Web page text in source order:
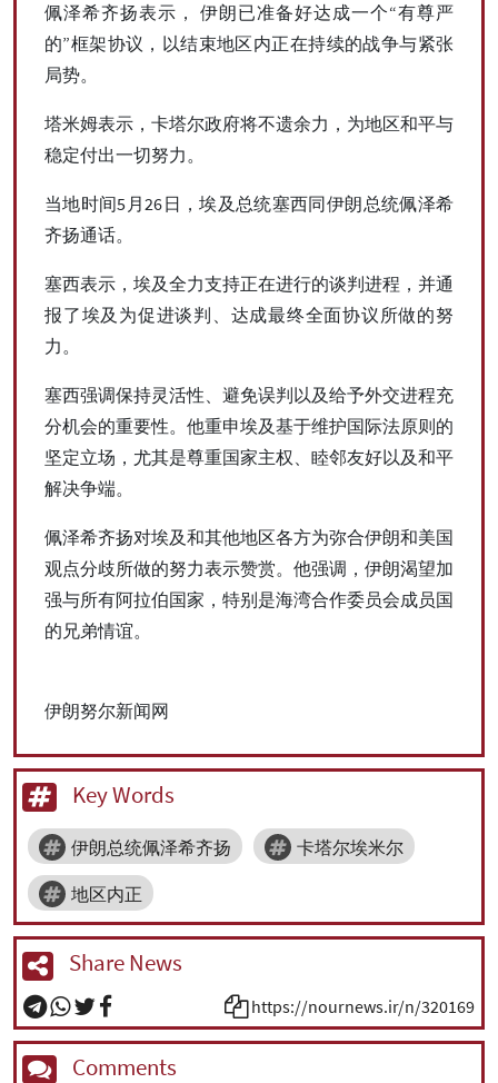
佩泽希齐扬表示， 伊朗已准备好达成一个“有尊严
的”框架协议，以结束地区内正在持续的战争与紧张
局势。
塔米姆表示，卡塔尔政府将不遗余力，为地区和平与
稳定付出一切努力。
当地时间5月26日，埃及总统塞西同伊朗总统佩泽希
齐扬通话。
塞西表示，埃及全力支持正在进行的谈判进程，并通
报了埃及为促进谈判、达成最终全面协议所做的努
力。
塞西强调保持灵活性、避免误判以及给予外交进程充
分机会的重要性。他重申埃及基于维护国际法原则的
坚定立场，尤其是尊重国家主权、睦邻友好以及和平
解决争端。
佩泽希齐扬对埃及和其他地区各方为弥合伊朗和美国
观点分歧所做的努力表示赞赏。他强调，伊朗渴望加
强与所有阿拉伯国家，特别是海湾合作委员会成员国
的兄弟情谊。
伊朗努尔新闻网
Key Words
伊朗总统佩泽希齐扬 卡塔尔埃米尔
地区内正
Share News
https://nournews.ir/n/320169
Comments